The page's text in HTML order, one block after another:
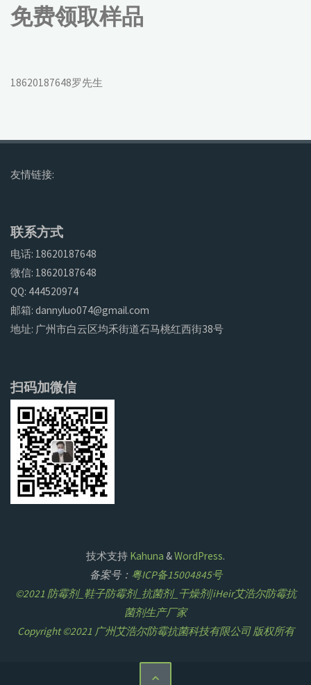
免费领取样品
18620187648罗先生
友情链接:
联系方式
电话: 18620187648
微信: 18620187648
QQ: 444520974
邮箱: dannyluo074@gmail.com
地址: 广州市白云区均禾街道石马桃红西街38号
扫码加微信
技术支持 Kahuna &WordPress.
备案号： 粤ICP备15004845号
©2021 防霉剂_鞋子防霉剂_抗菌剂_干燥剂|iHeir艾浩尔防霉抗
菌剂生产厂家
Copyright ©2021 广州艾浩尔防霉抗菌科技有限公司 版权所有